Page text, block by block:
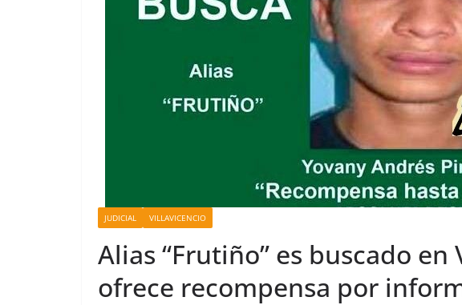
JUDICIAL VILLAVICENCIO
Alias “Frutiño” es buscado
ofrece recompensa por